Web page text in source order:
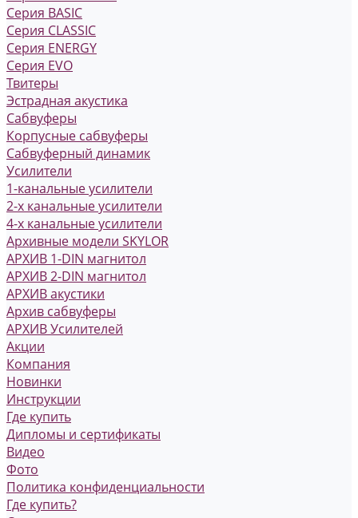
Серия BASIC
Серия CLASSIC
Серия ENERGY
Серия EVO
Твитеры
Эстрадная акустика
Сабвуферы
Корпусные сабвуферы
Сабвуферный динамик
Усилители
1-канальные усилители
2-х канальные усилители
4-х канальные усилители
Архивные модели SKYLOR
АРХИВ 1-DIN магнитол
АРХИВ 2-DIN магнитол
АРХИВ акустики
Архив сабвуферы
АРХИВ Усилителей
Акции
Компания
Новинки
Инструкции
Где купить
Дипломы и сертификаты
Видео
Фото
Политика конфиденциальности
Где купить?